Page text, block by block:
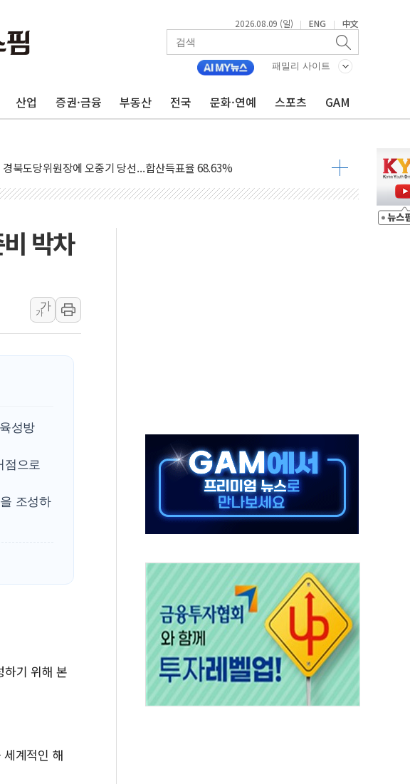
2026.08.09 (일) | ENG | 中文
패밀리 사이트
산업 증권·금융 부동산 전국 문화·연예 스포츠 GAM
폭우 쏟아진 울진...'두천~하당'·'올미골교' 차량 통행 선제 제한
위면 공장서 탱크 내부 작업 중 근로자 1명 숨져
강 선착장 하류서 50대 숨진 채 발견...경찰, 조사 중
민석, 정청래에 누적 1.48%p 차 선두 유지...金 46.01% vs 鄭 44.53%
다툼 중 어머니 살해 10대 구속…범행 후 반려견도 죽여
강원·대구·경북 경선서 정청래에 승리…金 48.54% vs 鄭 44.40%
주, 경북 경선 결과 발표...김민석 47.37% 정청래 45.71% 송영길 6.92%
주, 대구 경선 결과 발표...정청래 47.82% 김민석 46.35% 송영길 5.83%
CEO, SKT 장기고객 400명 맞이…"마음 잇는 시간 되길"
, 노소영에 9440억 지급 확정되나…재상고 앞두고 막판 셈법
, 명동 소상공인에 '행복상자' 전달
복절 현수막 '태극기 거꾸로' 논란…이틀만에 철거
이해민 의원, '정부 특사'로 콜롬비아 대통령 취임식 참석
산사태 주의보' 울진 시간당 30mm 강한 비...호우 피해 없어
박차
가
가
성방
점으로
조성하
기 위해 본
계적인 해